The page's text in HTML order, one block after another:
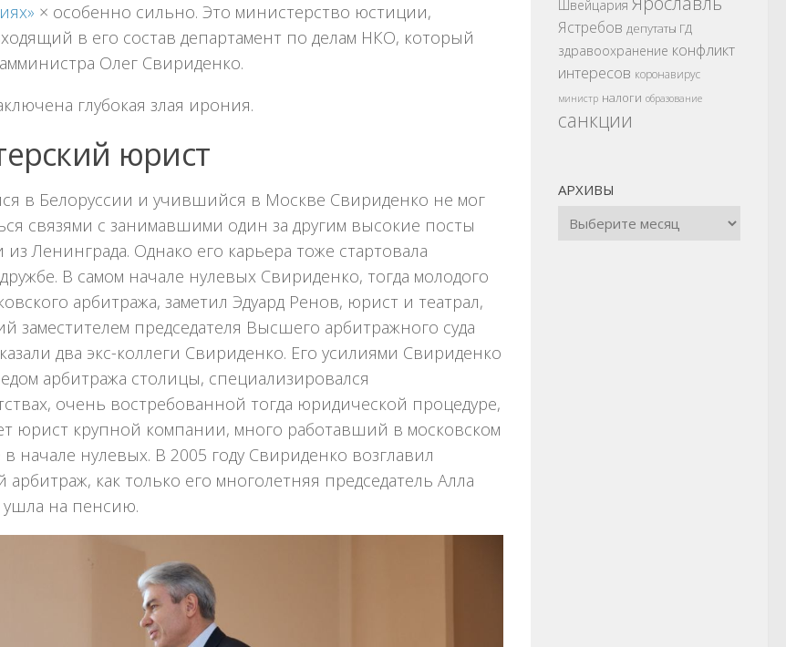
× особенно сильно. Это министерство юстиции,
в его состав департамент по делам НКО, который
Олег Свириденко.
глубокая злая ирония.
юрист
в Белоруссии и учившийся в Москве Свириденко не мог
связями с занимавшими один за другим высокие посты
из Ленинграда. Однако его карьера тоже стартовала
В самом начале нулевых Свириденко, тогда молодого
арбитража, заметил Эдуард Ренов, юрист и театрал,
заместителем председателя Высшего арбитражного суда
два экс-коллеги Свириденко. Его усилиями Свириденко
арбитража столицы, специализировался
очень востребованной тогда юридической процедуре,
юрист крупной компании, много работавший в московском
начале нулевых. В 2005 году Свириденко возглавил
как только его многолетняя председатель Алла
на пенсию.
Швейцария
Ястребов депутаты ГД
здравоохранение конфликт
интересов коронавирус
министр налоги образование
санкции
АРХИВЫ